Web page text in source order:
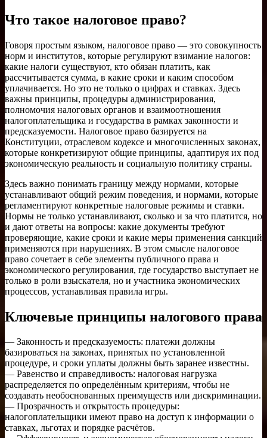
Что такое налоговое право?
Говоря простым языком, налоговое право — это совокупность
норм и институтов, которые регулируют взимание налогов:
какие налоги существуют, кто обязан платить, как
рассчитывается сумма, в какие сроки и каким способом
уплачивается. Но это не только о цифрах и ставках. Здесь
важны принципы, процедуры администрирования,
полномочия налоговых органов и взаимоотношения
налогоплательщика и государства в рамках законности и
предсказуемости. Налоговое право базируется на
Конституции, отраслевом кодексе и многочисленных законах,
которые конкретизируют общие принципы, адаптируя их под
экономическую реальность и социальную политику страны.
Здесь важно понимать границу между нормами, которые
устанавливают общий режим поведения, и нормами, которые
регламентируют конкретные налоговые режимы и ставки.
Нормы не только устанавливают, сколько и за что платится, но
и дают ответы на вопросы: какие документы требуют
проверяющие, какие сроки и какие меры применения санкций
применяются при нарушениях. В этом смысле налоговое
право сочетает в себе элементы публичного права и
экономического регулирования, где государство выступает не
только в роли взыскателя, но и участника экономических
процессов, устанавливая правила игры.
Ключевые принципы налогового права
— Законность и предсказуемость: платежи должны
базироваться на законах, принятых по установленной
процедуре, и сроки уплаты должны быть заранее известны.
— Равенство и справедливость: налоговая нагрузка
распределяется по определённым критериям, чтобы не
создавать необоснованных преимуществ или дискриминации.
— Прозрачность и открытость процедуры:
налогоплательщики имеют право на доступ к информации о
ставках, льготах и порядке расчётов.